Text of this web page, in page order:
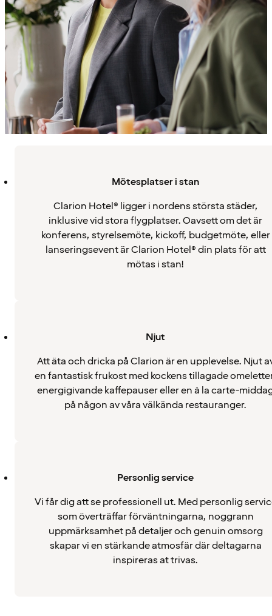
Mötesplatser i stan
Clarion Hotel® ligger i nordens största städer,
inklusive vid stora flygplatser. Oavsett om det är
konferens, styrelsemöte, kickoff, budgetmöte, eller
lanseringsevent är Clarion Hotel® din plats för att
mötas i stan!
Njut
Att äta och dricka på Clarion är en upplevelse. Njut
en fantastisk frukost med kockens tillagade
energigivande kaffepauser eller en à la carte-
på någon av våra välkända restauranger.
Personlig service
Vi får dig att se professionell ut. Med personlig
som överträffar förväntningarna, noggrann
uppmärksamhet på detaljer och genuin omsorg
skapar vi en stärkande atmosfär där deltagarna
inspireras at trivas.